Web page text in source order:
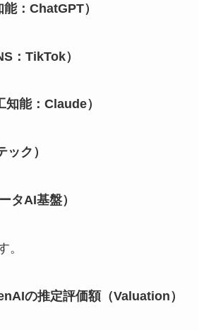
：ChatGPT）
：TikTok）
能：Claude）
ック）
タAI基盤）
。
の推定評価額（Valuation）